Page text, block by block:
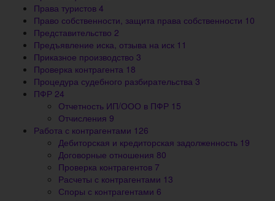
Права туристов 4
Право собственности, защита права собственности 10
Представительство 2
Предъявление иска, отзыва на иск 11
Приказное производство 3
Проверка контрагента 18
Процедура судебного разбирательства 3
ПФР 24
Отчетность ИП/ООО в ПФР 15
Отчисления 9
Работа с контрагентами 126
Дебиторская и кредиторская задолженность 19
Договорные отношения 80
Проверка контрагентов 7
Расчеты с контрагентами 13
Споры с контрагентами 6